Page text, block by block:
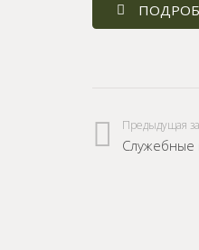
Предыдущая
Служебные